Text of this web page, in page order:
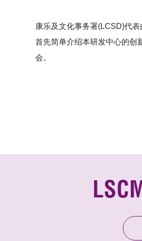
康乐及文化事务署(LCSD)代
首先简单介绍本研发中心的创
会。